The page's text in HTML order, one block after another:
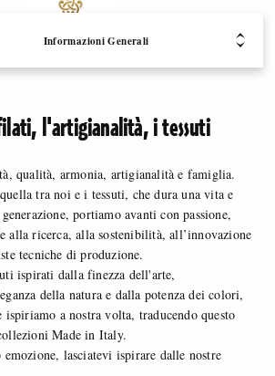
Informazioni Generali
filati, l'artigianalità, i tessuti
qualità, armonia, artigianalità e famiglia.
tra noi e i tessuti, che dura una vita e
portiamo avanti con passione,
alla ricerca, alla sostenibilità, all’innovazione
tecniche di produzione.
ispirati dalla finezza dell'arte,
della natura e dalla potenza dei colori,
a nostra volta, traducendo questo
Made in Italy.
lasciatevi ispirare dalle nostre